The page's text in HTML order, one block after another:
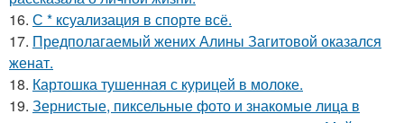
16. С * ксуализация в спорте всё.
17. Предполагаемый жених Алины Загитовой оказался
женат.
18. Картошка тушенная с курицей в молоке.
19. Зернистые, пиксельные фото и знакомые лица в